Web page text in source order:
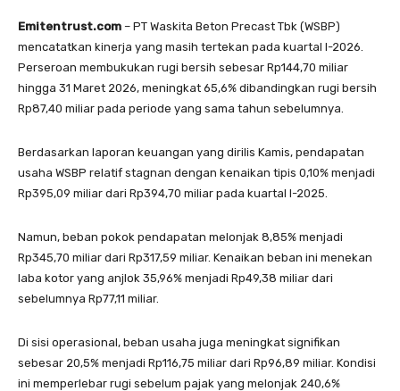
Emitentrust.com – PT Waskita Beton Precast Tbk (WSBP)
mencatatkan kinerja yang masih tertekan pada kuartal I-2026.
Perseroan membukukan rugi bersih sebesar Rp144,70 miliar
hingga 31 Maret 2026, meningkat 65,6% dibandingkan rugi bersih
Rp87,40 miliar pada periode yang sama tahun sebelumnya.
Berdasarkan laporan keuangan yang dirilis Kamis, pendapatan
usaha WSBP relatif stagnan dengan kenaikan tipis 0,10% menjadi
Rp395,09 miliar dari Rp394,70 miliar pada kuartal I-2025.
Namun, beban pokok pendapatan melonjak 8,85% menjadi
Rp345,70 miliar dari Rp317,59 miliar. Kenaikan beban ini menekan
laba kotor yang anjlok 35,96% menjadi Rp49,38 miliar dari
sebelumnya Rp77,11 miliar.
Di sisi operasional, beban usaha juga meningkat signifikan
sebesar 20,5% menjadi Rp116,75 miliar dari Rp96,89 miliar. Kondisi
ini memperlebar rugi sebelum pajak yang melonjak 240,6%